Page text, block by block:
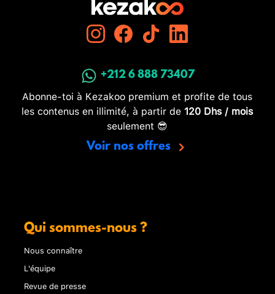
+212 6 888 73407
Abonne-toi à Kezakoo premium et profite de tous
les contenus en illimité, à partir de 120 Dhs / mois
seulement 😎
Voir nos offres
Qui sommes-nous ?
Nous connaître
L'équipe
Revue de presse